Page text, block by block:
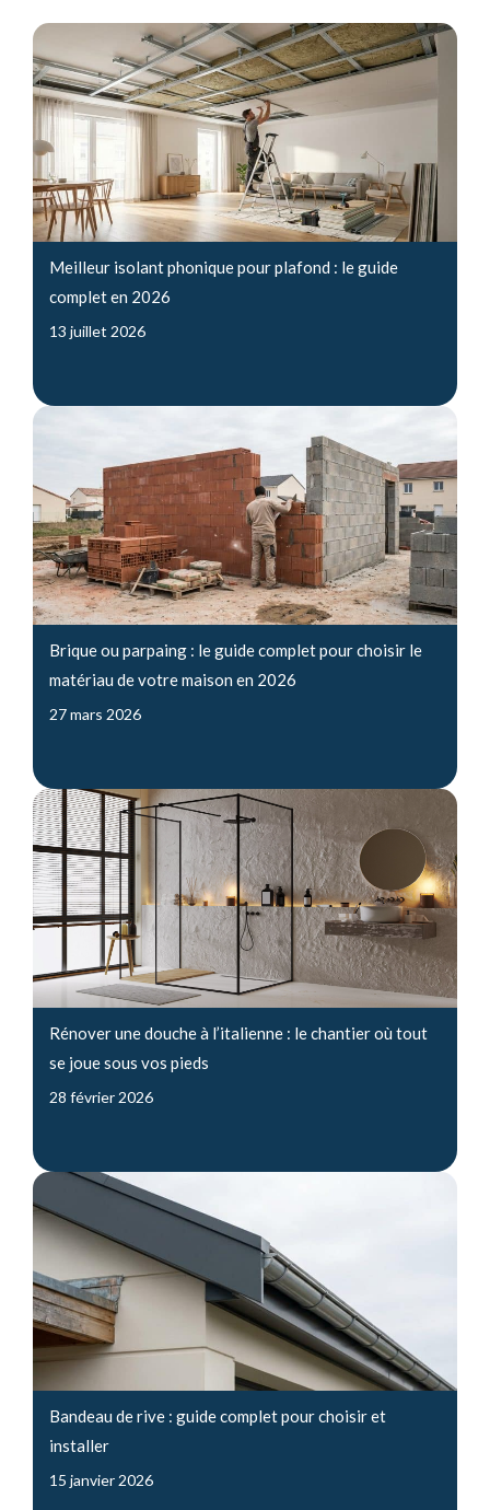
Meilleur isolant phonique pour plafond : le guide
complet en 2026
13 juillet 2026
Brique ou parpaing : le guide complet pour choisir le
matériau de votre maison en 2026
27 mars 2026
Rénover une douche à l’italienne : le chantier où tout
se joue sous vos pieds
28 février 2026
Bandeau de rive : guide complet pour choisir et
installer
15 janvier 2026